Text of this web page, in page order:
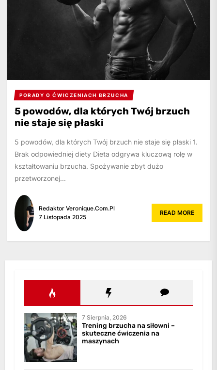
PORADY O ĆWICZENIACH BRZUCHA
5 powodów, dla których Twój brzuch
nie staje się płaski
5 powodów, dla których Twój brzuch nie staje się płaski 1.
Brak odpowiedniej diety Dieta odgrywa kluczową rolę w
kształtowaniu brzucha. Spożywanie zbyt dużo
przetworzonej...
Redaktor Veronique.com.pl
7 Listopada 2025
READ MORE
7 Sierpnia, 2026
Trening brzucha na siłowni –
skuteczne ćwiczenia na
maszynach